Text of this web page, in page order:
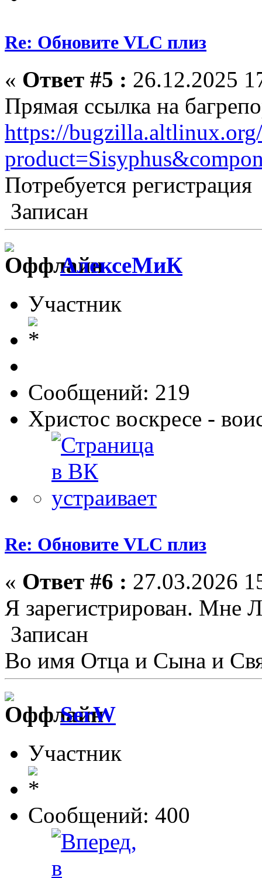
Re: Обновите VLC плиз
« Ответ #5 : 26.12.2025
Прямая ссылка на
https://
Потребуется регистрация
Записан
АлексеМиК
Участник
Сообщений: 219
Христос воскресе -
Re: Обновите VLC плиз
« Ответ #6 : 27.03.2026
Я зарегистрирован. Мне
Записан
Во имя Отца и Сына и
SerW
Участник
Сообщений: 400